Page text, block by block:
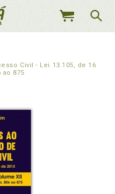
MEU
Civil - Lei 13.105, de 16
ao 875